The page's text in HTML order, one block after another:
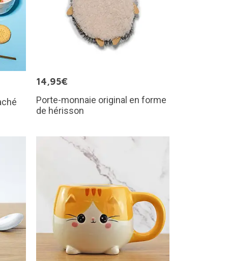
14,95€
Porte-monnaie original en forme
de hérisson